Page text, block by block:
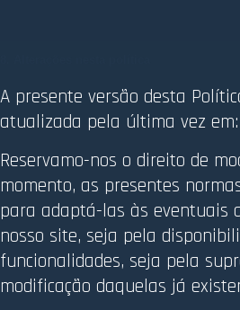
A presente versão desta
atualizada pela última vez em:
Reservamo-nos o direito de
momento, as presentes
para adaptá-las às eventuais
nosso site, seja pela
funcionalidades, seja pela
modificação daquelas já